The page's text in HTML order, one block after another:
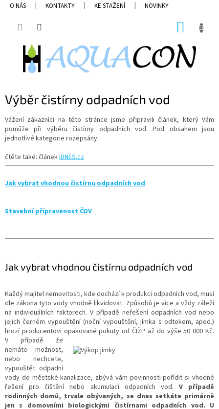
PřejítO NÁS KONTAKTY KE STAŽENÍ NOVINKY
Výběr čistírny odpadních vod
Vážení zákazníci na této stránce jsme připravili článek, který Vám
pomůže při výběru čistírny odpadních vod. Pod obsahem jsou
jednotlivé kategorie rozepsány.
čtěte také: článekiDNES.cz
Jak vybrat vhodnou čistírnu odpadních vod
Stavební připravenost ČOV
Jak vybrat vhodnou čistírnu odpadních vod
Každý majitel nemovitosti, kde dochází k produkci odpadních vod, musí
dle zákona tyto vody vhodně likvidovat. Způsobů je více a vždy záleží
na individuálních faktorech. V případě neřešení odpadních vod nebo
jejich černém vypouštění (noční vypouštění, jímka s odtokem, apod.)
hrozí producentovi opakovanépokuty od ČIŽP až do výše 50 000 Kč.
V případě že
nemáte možnost,
nebo nechcete,
vypouštět odpadní
vody do městské kanalizace, zbývá vám povinnosti pořídit si vhodné
řešení pro čištění nebo akumulaci odpadních vod. V případě
rodinných domů, trvale obývaných, se dnes setkáte primárně
jen s domovními biologickými čistírnami odpadních vod. U